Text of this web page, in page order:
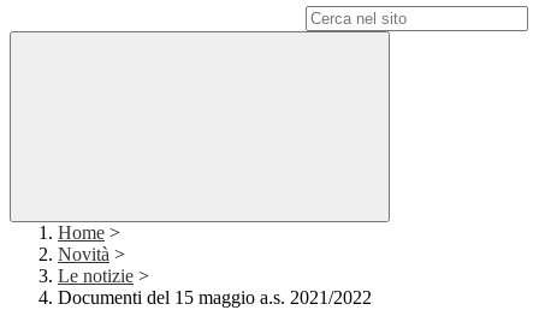
Home >
Novità >
Le notizie >
Documenti del 15 maggio a.s. 2021/2022